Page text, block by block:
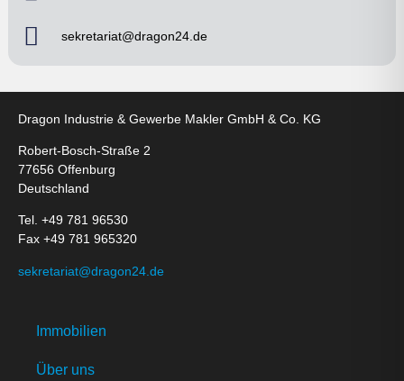
sekretariat@dragon24.de
Dragon Industrie & Gewerbe Makler GmbH & Co. KG
Robert-Bosch-Straße 2
77656 Offenburg
Deutschland
Tel. +49 781 96530
Fax +49 781 965320
sekretariat@dragon24.de
Immobilien
Über uns